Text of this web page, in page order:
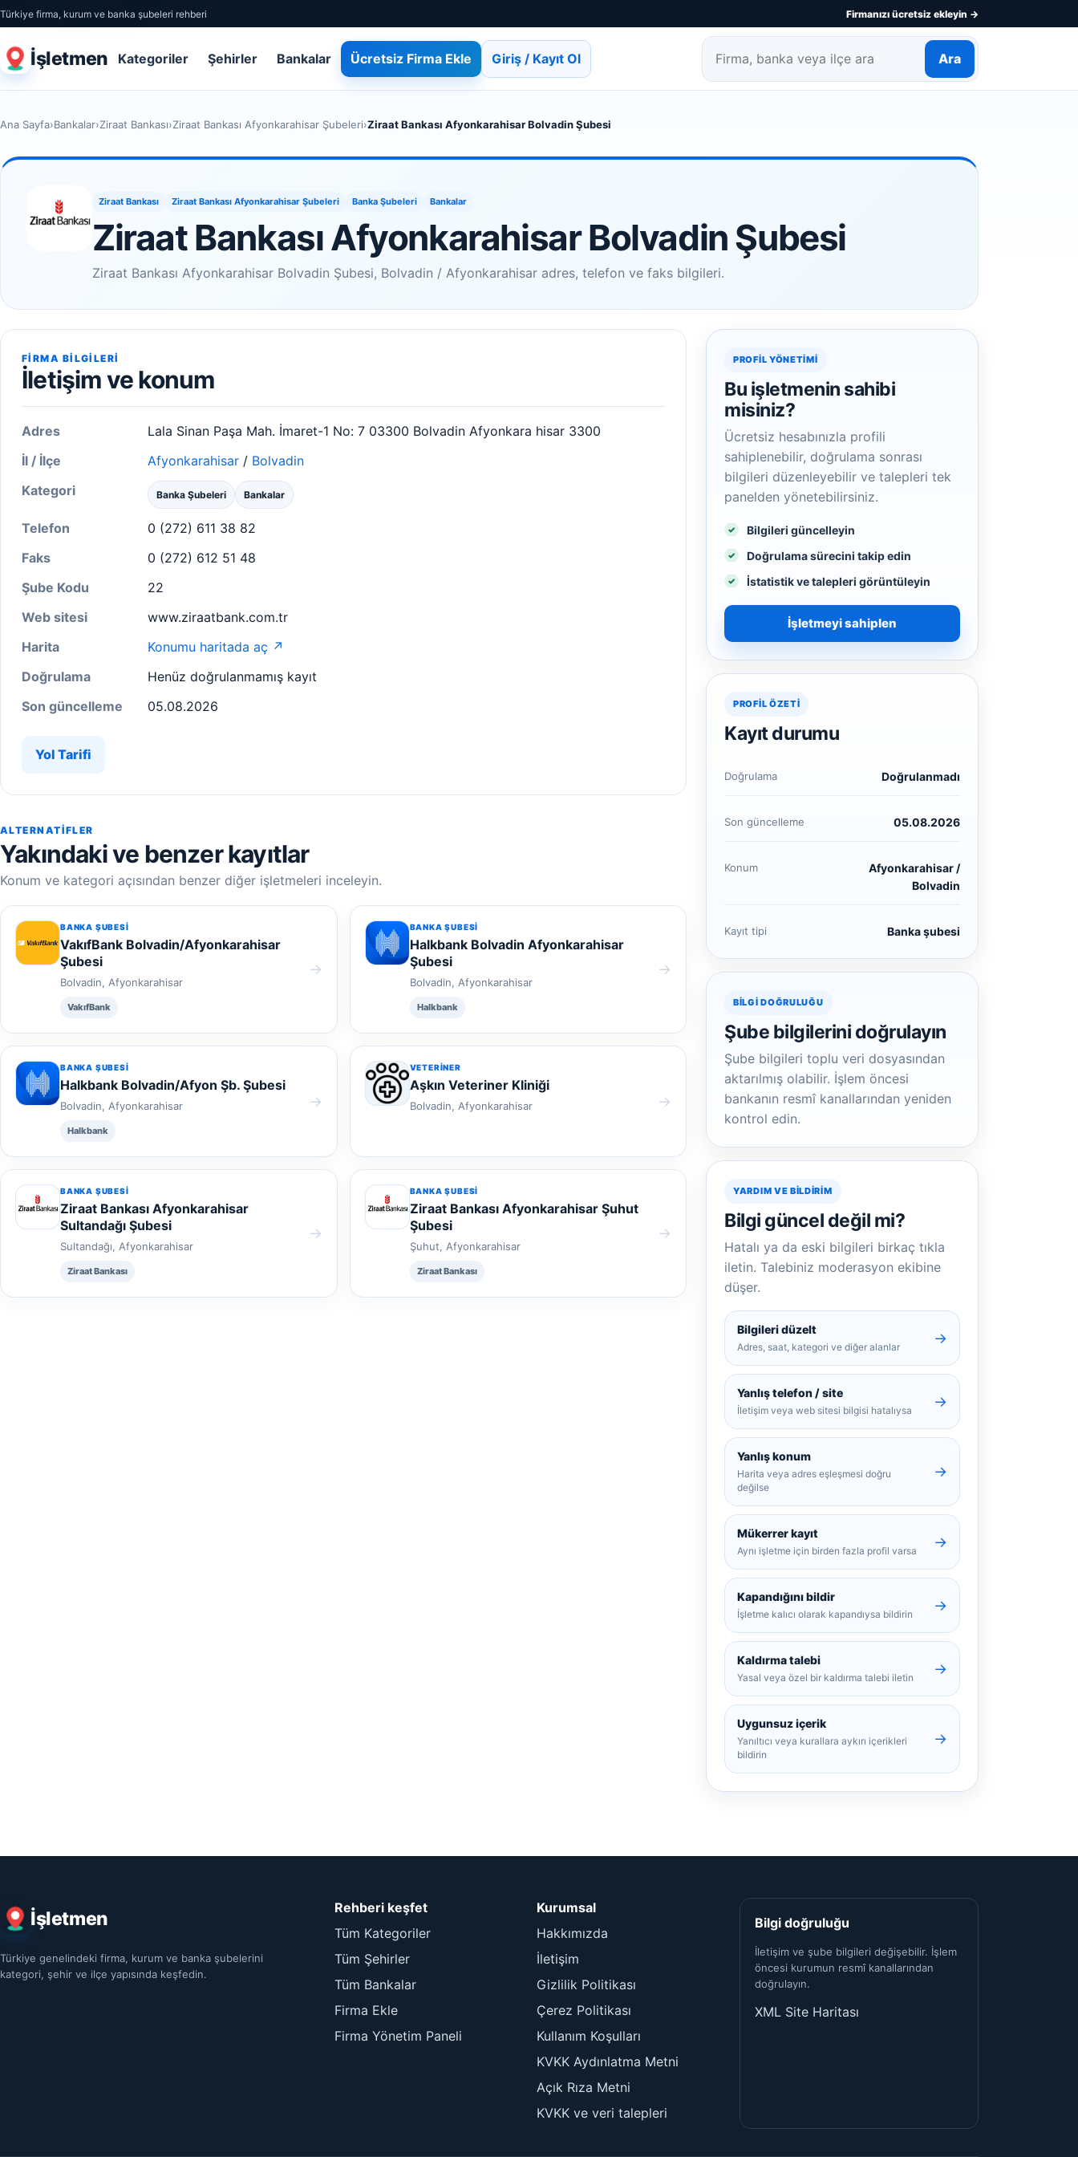
Türkiye firma, kurum ve banka şubeleri rehberi Firmanızı ücretsiz ekleyin →
İşletmen Kategoriler Şehirler Bankalar Ücretsiz Firma Ekle Giriş / Kayıt Ol
Firma, banka veya ilçe ara
Ara
Ana Sayfa›Bankalar›Ziraat Bankası›Ziraat Bankası Afyonkarahisar Şubeleri›Ziraat Bankası Afyonkarahisar Bolvadin Şubesi
Ziraat Bankası Ziraat Bankası Afyonkarahisar Şubeleri Banka Şubeleri Bankalar
Ziraat Bankası Afyonkarahisar Bolvadin Şubesi
Ziraat Bankası Afyonkarahisar Bolvadin Şubesi, Bolvadin / Afyonkarahisar adres, telefon ve faks bilgileri.
FIRMA BILGILERI
İletişim ve konum
Adres
Lala Sinan Paşa Mah. İmaret-1 No: 7 03300 Bolvadin Afyonkara hisar 3300
İl / İlçe
Afyonkarahisar / Bolvadin
Kategori
Banka Şubeleri Bankalar
Telefon
0 (272) 611 38 82
Faks
0 (272) 612 51 48
Şube Kodu
22
Web sitesi
www.ziraatbank.com.tr
Harita
Konumu haritada aç ↗
Doğrulama
Henüz doğrulanmamış kayıt
Son güncelleme
05.08.2026
Yol Tarifi
ALTERNATIFLER
Yakındaki ve benzer kayıtlar
Konum ve kategori açısından benzer diğer işletmeleri inceleyin.
BANKA ŞUBESI
VakıfBank Bolvadin/Afyonkarahisar
Şubesi
Bolvadin, Afyonkarahisar
VakıfBank
→
BANKA ŞUBESI
Halkbank Bolvadin Afyonkarahisar
Şubesi
Bolvadin, Afyonkarahisar
Halkbank
→
BANKA ŞUBESI
Halkbank Bolvadin/Afyon Şb. Şubesi
Bolvadin, Afyonkarahisar
Halkbank
→
VETERINER
Aşkın Veteriner Kliniği
Bolvadin, Afyonkarahisar →
BANKA ŞUBESI
Ziraat Bankası Afyonkarahisar
Sultandağı Şubesi
Sultandağı, Afyonkarahisar
Ziraat Bankası
→
BANKA ŞUBESI
Ziraat Bankası Afyonkarahisar Şuhut
Şubesi
Şuhut, Afyonkarahisar
Ziraat Bankası
→
PROFIL YÖNETIMI
Bu işletmenin sahibi
misiniz?
Ücretsiz hesabınızla profili
sahiplenebilir, doğrulama sonrası
bilgileri düzenleyebilir ve talepleri tek
panelden yönetebilirsiniz.
Bilgileri güncelleyin
Doğrulama sürecini takip edin
İstatistik ve talepleri görüntüleyin
İşletmeyi sahiplen
PROFIL ÖZETI
Kayıt durumu
Doğrulama Doğrulanmadı
Son güncelleme 05.08.2026
Konum
Afyonkarahisar /
Bolvadin
Kayıt tipi Banka şubesi
BILGI DOĞRULUĞU
Şube bilgilerini doğrulayın
Şube bilgileri toplu veri dosyasından
aktarılmış olabilir. İşlem öncesi
bankanın resmî kanallarından yeniden
kontrol edin.
YARDIM VE BILDIRIM
Bilgi güncel değil mi?
Hatalı ya da eski bilgileri birkaç tıkla
iletin. Talebiniz moderasyon ekibine
düşer.
Bilgileri düzelt
Adres, saat, kategori ve diğer alanlar
→
Yanlış telefon / site
İletişim veya web sitesi bilgisi hatalıysa
→
Yanlış konum
Harita veya adres eşleşmesi doğru
değilse
→
Mükerrer kayıt
Aynı işletme için birden fazla profil varsa
→
Kapandığını bildir
İşletme kalıcı olarak kapandıysa bildirin
→
Kaldırma talebi
Yasal veya özel bir kaldırma talebi iletin
→
Uygunsuz içerik
Yanıltıcı veya kurallara aykırı içerikleri
bildirin
→
İşletmen
Türkiye genelindeki firma, kurum ve banka şubelerini
kategori, şehir ve ilçe yapısında keşfedin.
Rehberi keşfet
Tüm Kategoriler
Tüm Şehirler
Tüm Bankalar
Firma Ekle
Firma Yönetim Paneli
Kurumsal
Hakkımızda
İletişim
Gizlilik Politikası
Çerez Politikası
Kullanım Koşulları
KVKK Aydınlatma Metni
Açık Rıza Metni
KVKK ve veri talepleri
Bilgi doğruluğu
İletişim ve şube bilgileri değişebilir. İşlem
öncesi kurumun resmî kanallarından
doğrulayın.
XML Site Haritası